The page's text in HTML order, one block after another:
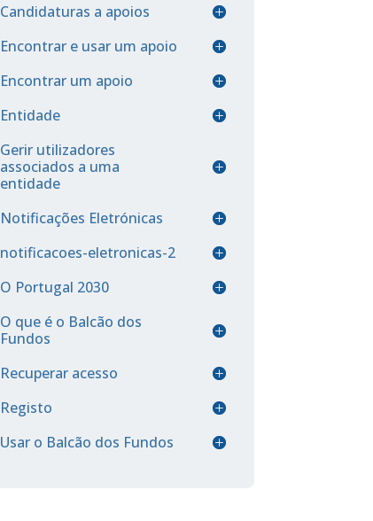
Candidaturas a apoios
Encontrar e usar um apoio
Encontrar um apoio
Entidade
Gerir utilizadores
associados a uma
entidade
Notificações Eletrónicas
notificacoes-eletronicas-2
O Portugal 2030
O que é o Balcão dos
Fundos
Recuperar acesso
Registo
Usar o Balcão dos Fundos